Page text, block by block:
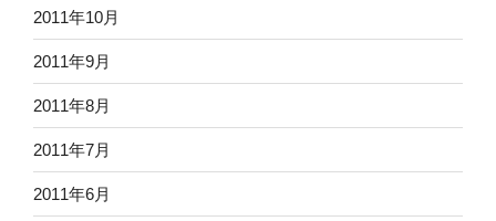
2011年10月
2011年9月
2011年8月
2011年7月
2011年6月